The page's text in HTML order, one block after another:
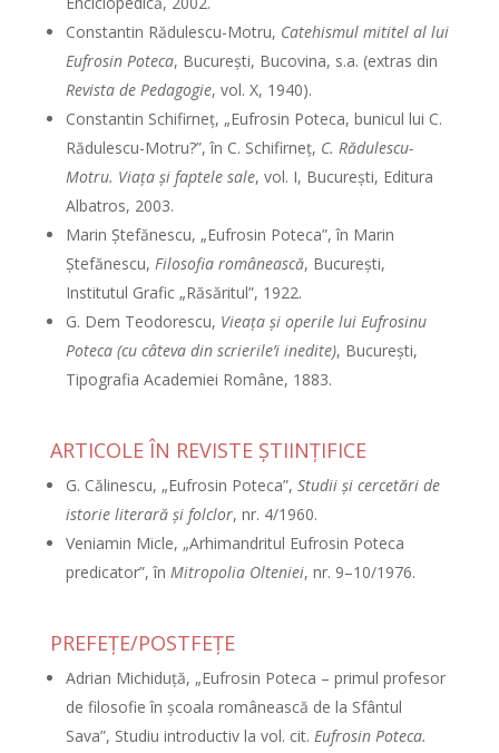
Constantin Rădulescu-Motru, Catehismul mititel al lui
Eufrosin Poteca, Bucureşti, Bucovina, s.a. (extras din
Revista de Pedagogie, vol. X, 1940).
Constantin Schifirneţ, „Eufrosin Poteca, bunicul lui C.
Rădulescu-Motru?”, în C. Schifirneţ, C. Rădulescu-
Motru. Viaţa şi faptele sale, vol. I, Bucureşti, Editura
Albatros, 2003.
Marin Ştefănescu, „Eufrosin Poteca”, în Marin
Ştefănescu, Filosofia românească, Bucureşti,
Institutul Grafic „Răsăritul”, 1922.
G. Dem Teodorescu, Vieaţa şi operile lui Eufrosinu
Poteca (cu câteva din scrierile’i inedite), Bucureşti,
Tipografia Academiei Române, 1883.
ARTICOLE ÎN REVISTE ŞTIINŢIFICE
G. Călinescu, „Eufrosin Poteca”, Studii şi cercetări de
istorie literară şi folclor, nr. 4/1960.
Veniamin Micle, „Arhimandritul Eufrosin Poteca
predicator”, în Mitropolia Olteniei, nr. 9–10/1976.
PREFEŢE/POSTFEŢE
Adrian Michiduţă, „Eufrosin Poteca – primul profesor
de filosofie în şcoala românească de la Sfântul
Sava”, Studiu introductiv la vol. cit. Eufrosin Poteca.